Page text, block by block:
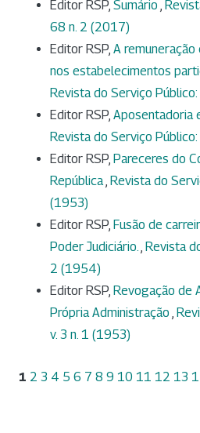
Editor RSP, Sumário ,
68 n. 2 (2017)
Editor RSP, A
nos estabelecimentos
Revista do Serviço
Editor RSP, Aposentadoria
Revista do Serviço
Editor RSP, Pareceres do
República, Revista do
(1953)
Editor RSP, Fusão de
Poder Judiciário., Revista
2 (1954)
Editor RSP, Revogação de
Própria Administração ,
v. 3 n. 1 (1953)
1 2 3 4 5 6 7 8 9 10 11 12 13